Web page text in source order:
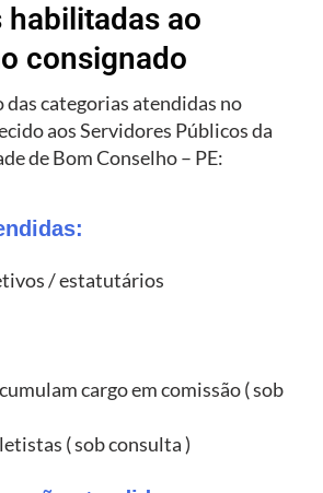
habilitadas ao
consignado
das categorias atendidas no
aos Servidores Públicos da
de Bom Conselho – PE:
/ estatutários
cargo em comissão ( sob
( sob consulta )